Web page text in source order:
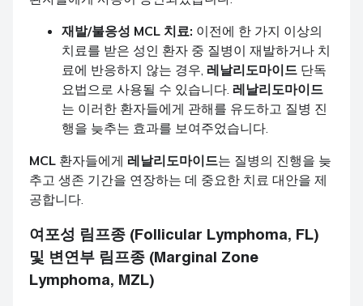
재발/불응성 MCL 치료: 이전에 한 가지 이상의
치료를 받은 성인 환자 중 질병이 재발하거나 치
료에 반응하지 않는 경우, 레날리도마이드 단독
요법으로 사용될 수 있습니다. 레날리도마이드
는 이러한 환자들에게 관해를 유도하고 질병 진
행을 늦추는 효과를 보여주었습니다.
MCL 환자들에게 레날리도마이드는 질병의 진행을 늦
추고 생존 기간을 연장하는 데 중요한 치료 대안을 제
공합니다.
여포성 림프종 (Follicular Lymphoma, FL)
및 변연부 림프종 (Marginal Zone
Lymphoma, MZL)